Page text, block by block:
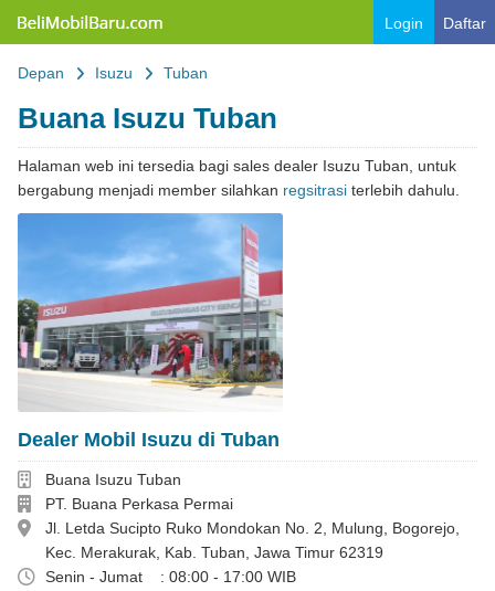
Login Daftar
Depan Isuzu Tuban
Buana Isuzu Tuban
Halaman web ini tersedia bagi sales dealer Isuzu Tuban, untuk
bergabung menjadi member silahkan regsitrasi terlebih dahulu.
Dealer Mobil Isuzu di Tuban
Dealer
Buana Isuzu Tuban
Perusahaan
PT. Buana Perkasa Permai
Alamat
Jl. Letda Sucipto Ruko Mondokan No. 2, Mulung, Bogorejo,
Kec. Merakurak, Kab. Tuban, Jawa Timur 62319
Jam Buka
Senin - Jumat
: 08:00 - 17:00 WIB